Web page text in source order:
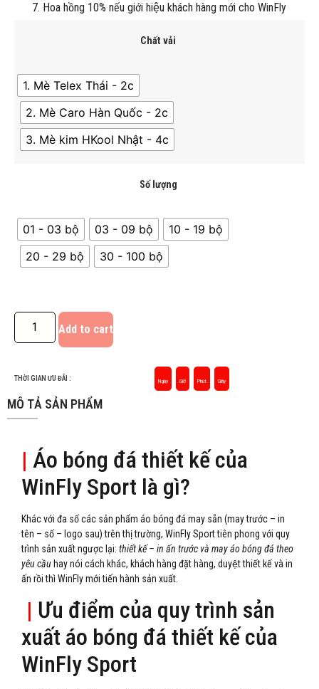
Hoa hồng 10% nếu giới hiệu khách hàng mới cho WinFly
Chất vải
1. Mè Telex Thái - 2c
2. Mè Caro Hàn Quốc - 2c
3. Mè kim HKool Nhật - 4c
Số lượng
01 - 03 bộ 03 - 09 bộ
10 - 19 bộ
20 - 29 bộ
30 - 100 bộ
Add to cart
THỜI GIAN ƯU ĐÃI : Ngày Giờ Phút Giây
MÔ TẢ SẢN PHẨM
| Áo bóng đá thiết kế của
WinFly Sport là gì?
Khác với đa số các sản phẩm áo bóng đá may sẵn (may trước – in
tên – số – logo sau) trên thị trường, WinFly Sport tiên phong với quy
trình sản xuất ngược lại: thiết kế – in ấn trước và may áo bóng đá theo
yêu cầuhay nói cách khác, khách hàng đặt hàng, duyệt thiết kế và in
ấn rồi thì WinFly mới tiến hành sản xuất.
| Ưu điểm của quy trình sản
xuất áo bóng đá thiết kế của
WinFly Sport